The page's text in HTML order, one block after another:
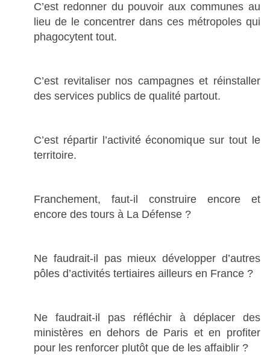
C’est redonner du pouvoir aux communes au
lieu de le concentrer dans ces métropoles qui
phagocytent tout.
C’est revitaliser nos campagnes et réinstaller
des services publics de qualité partout.
C’est répartir l’activité économique sur tout le
territoire.
Franchement, faut-il construire encore et
encore des tours à La Défense ?
Ne faudrait-il pas mieux développer d’autres
pôles d’activités tertiaires ailleurs en France ?
Ne faudrait-il pas réfléchir à déplacer des
ministères en dehors de Paris et en profiter
pour les renforcer plutôt que de les affaiblir ?